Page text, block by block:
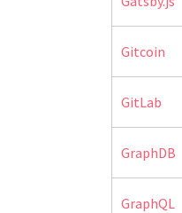
Gitcoin
GitLab
GraphDB
GraphQL